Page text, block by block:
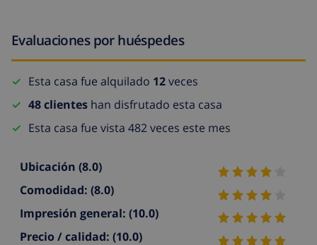
Evaluaciones por huéspedes
Esta casa fue alquilado 12veces
48 clientes han disfrutado esta casa
Esta casa fue vista 482 veces este mes
Ubicación (8.0)
Comodidad: (8.0)
Impresión general: (10.0)
Precio / calidad: (10.0)